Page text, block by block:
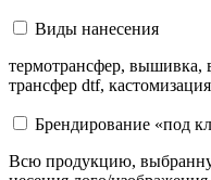
Виды нанесения
термотрансфер,
трансфер dtf,
Брендирование «под
Всю продукцию,